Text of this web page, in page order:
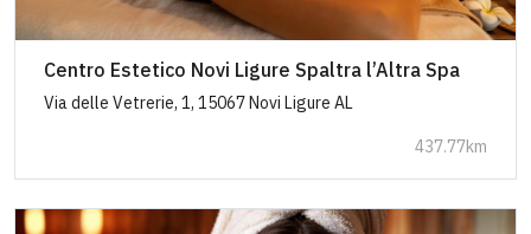
Centro Estetico Novi Ligure Spaltra l’Altra Spa
Via delle Vetrerie, 1, 15067 Novi Ligure AL
437.77km